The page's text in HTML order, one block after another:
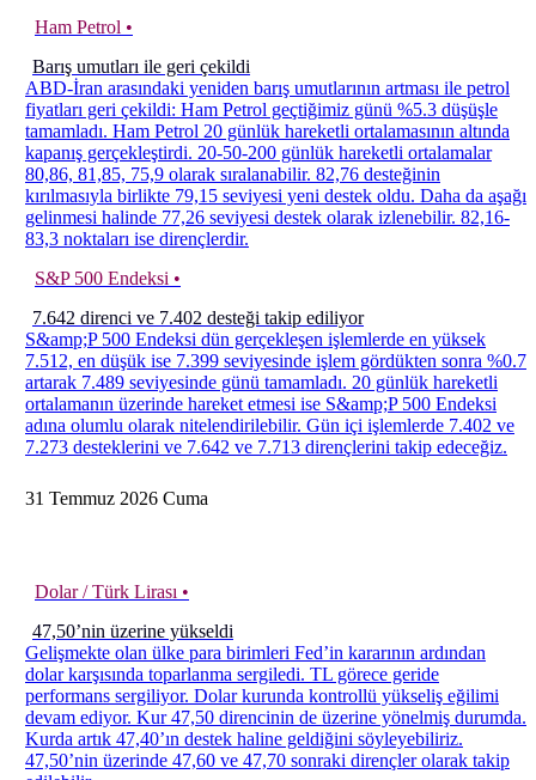
Ham Petrol •
Barış umutları ile geri çekildi
ABD-İran arasındaki yeniden barış umutlarının artması ile petrol
fiyatları geri çekildi: Ham Petrol geçtiğimiz günü %5.3 düşüşle
tamamladı. Ham Petrol 20 günlük hareketli ortalamasının altında
kapanış gerçekleştirdi. 20-50-200 günlük hareketli ortalamalar
80,86, 81,85, 75,9 olarak sıralanabilir. 82,76 desteğinin
kırılmasıyla birlikte 79,15 seviyesi yeni destek oldu. Daha da aşağı
gelinmesi halinde 77,26 seviyesi destek olarak izlenebilir. 82,16-
83,3 noktaları ise dirençlerdir.
S&P 500 Endeksi •
7.642 direnci ve 7.402 desteği takip ediliyor
S&amp;P 500 Endeksi dün gerçekleşen işlemlerde en yüksek
7.512, en düşük ise 7.399 seviyesinde işlem gördükten sonra %0.7
artarak 7.489 seviyesinde günü tamamladı. 20 günlük hareketli
ortalamanın üzerinde hareket etmesi ise S&amp;P 500 Endeksi
adına olumlu olarak nitelendirilebilir. Gün içi işlemlerde 7.402 ve
7.273 desteklerini ve 7.642 ve 7.713 dirençlerini takip edeceğiz.
31 Temmuz 2026 Cuma
Dolar / Türk Lirası •
47,50’nin üzerine yükseldi
Gelişmekte olan ülke para birimleri Fed’in kararının ardından
dolar karşısında toparlanma sergiledi. TL görece geride
performans sergiliyor. Dolar kurunda kontrollü yükseliş eğilimi
devam ediyor. Kur 47,50 direncinin de üzerine yönelmiş durumda.
Kurda artık 47,40’ın destek haline geldiğini söyleyebiliriz.
47,50’nin üzerinde 47,60 ve 47,70 sonraki dirençler olarak takip